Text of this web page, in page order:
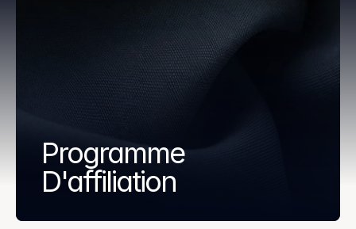
Programme
D'affiliation